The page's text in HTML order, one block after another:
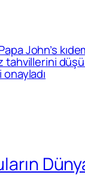
John’s
tahvillerini
onayladı